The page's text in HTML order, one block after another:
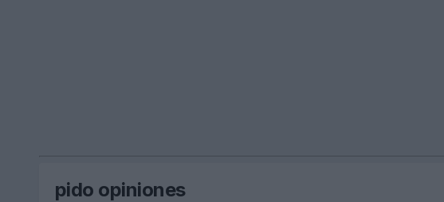
pido opiniones